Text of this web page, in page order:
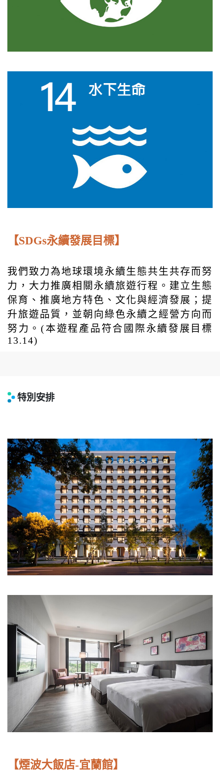
【SDGs永續發展目標】
我們致力為地球環境永續生態共生共存而努
力，大力推廣相關永續旅遊行程。建立生態
保育、推廣地方特色、文化與經濟發展；提
升旅遊品質，並朝向綠色永續之經營方向而
努力。(本遊程產品符合國際永續發展目標
13.14)
特別安排
【煙波大飯店-宜蘭館】